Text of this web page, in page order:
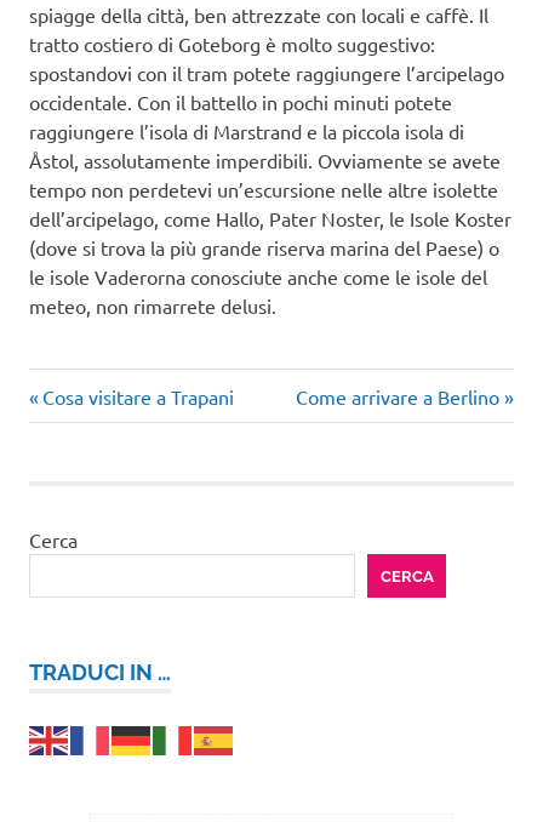
spiagge della città, ben attrezzate con locali e caffè. Il
tratto costiero di Goteborg è molto suggestivo:
spostandovi con il tram potete raggiungere l’arcipelago
occidentale. Con il battello in pochi minuti potete
raggiungere l’isola di Marstrand e la piccola isola di
Åstol, assolutamente imperdibili. Ovviamente se avete
tempo non perdetevi un’escursione nelle altre isolette
dell’arcipelago, come Hallo, Pater Noster, le Isole Koster
(dove si trova la più grande riserva marina del Paese) o
le isole Vaderorna conosciute anche come le isole del
meteo, non rimarrete delusi.
Navigazione
Articolo
precedente:
Cosa visitare a Trapani
Articolo
successivo:
Come arrivare a Berlino
Cerca
CERCA
TRADUCI IN …